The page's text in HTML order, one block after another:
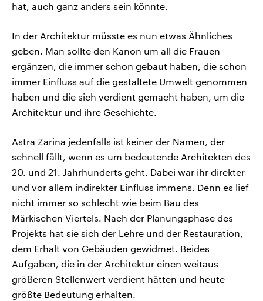
hat, auch ganz anders sein könnte.
In der Architektur müsste es nun etwas Ähnliches
geben. Man sollte den Kanon um all die Frauen
ergänzen, die immer schon gebaut haben, die schon
immer Einfluss auf die gestaltete Umwelt genommen
haben und die sich verdient gemacht haben, um die
Architektur und ihre Geschichte.
Astra Zarina jedenfalls ist keiner der Namen, der
schnell fällt, wenn es um bedeutende Architekten des
20. und 21. Jahrhunderts geht. Dabei war ihr direkter
und vor allem indirekter Einfluss immens. Denn es lief
nicht immer so schlecht wie beim Bau des
Märkischen Viertels. Nach der Planungsphase des
Projekts hat sie sich der Lehre und der Restauration,
dem Erhalt von Gebäuden gewidmet. Beides
Aufgaben, die in der Architektur einen weitaus
größeren Stellenwert verdient hätten und heute
größte Bedeutung erhalten.